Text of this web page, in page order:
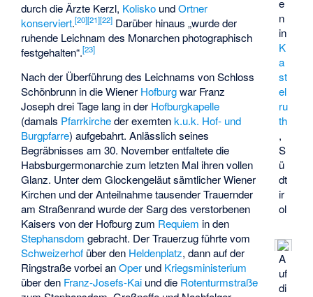
e
n
in
K
a
st
el
ru
th
,
S
ü
dt
ir
ol
A
uf
di
durch die Ärzte Kerzl, Kolisko undOrtner
konserviert.[20][21][22] Darüber hinaus „wurde der
ruhende Leichnam des Monarchen photographisch
festgehalten“.[23]
Nach der Überführung des Leichnams von Schloss
Schönbrunn in die Wiener Hofburgwar Franz
Joseph drei Tage lang in der Hofburgkapelle
(damals Pfarrkirchederexemten k.u.k. Hof- und
Burgpfarre) aufgebahrt. Anlässlich seines
Begräbnisses am 30. November entfaltete die
Habsburgermonarchie zum letzten Mal ihren vollen
Glanz. Unter dem Glockengeläut sämtlicher Wiener
Kirchen und der Anteilnahme tausender Trauernder
am Straßenrand wurde der Sarg des verstorbenen
Kaisers von der Hofburg zum Requiem in den
Stephansdom gebracht. Der Trauerzug führte vom
Schweizerhof über den Heldenplatz, dann auf der
Ringstraße vorbei anOper und Kriegsministerium
über den Franz-Josefs-Kai und die Rotenturmstraße